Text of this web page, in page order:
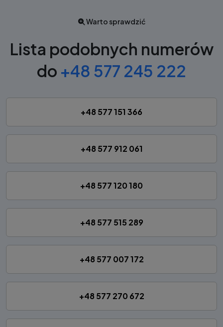
Warto sprawdzić
Lista podobnych numerów
do +48 577 245 222
+48 577 151 366
+48 577 912 061
+48 577 120 180
+48 577 515 289
+48 577 007 172
+48 577 270 672